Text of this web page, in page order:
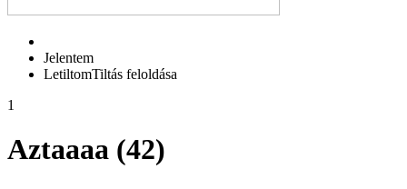
Jelentem
LetiltomTiltás feloldása
1
Aztaaaa (42)